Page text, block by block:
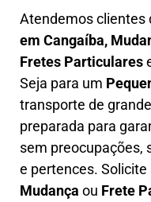
Atendemos clientes
em Cangaíba, M
Fretes Particulares
Seja para um
transporte de
preparada para
sem preocupações,
e pertences. Solicite
Mudança ou Frete